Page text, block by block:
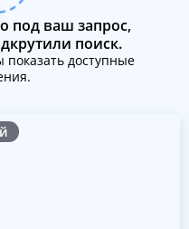
под ваш запрос,
поиск.
доступные